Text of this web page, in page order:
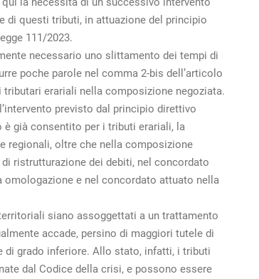
di questi tributi, in attuazione del principio
111/2023.
necessario uno slittamento dei tempi di
poche parole nel comma 2-bis dell’articolo
erariali nella composizione negoziata.
previsto dal principio direttivo
già consentito per i tributi erariali, la
regionali, oltre che nella composizione
ristrutturazione dei debiti, nel concordato
e nel concordato attuato nella
siano assoggettati a un trattamento
accade, persino di maggiori tutele di
grado inferiore. Allo stato, infatti, i tributi
dal Codice della crisi, e possono essere